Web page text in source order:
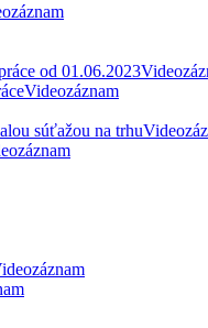
od 01.06.2023
Videozáznam
súťažou na trhu